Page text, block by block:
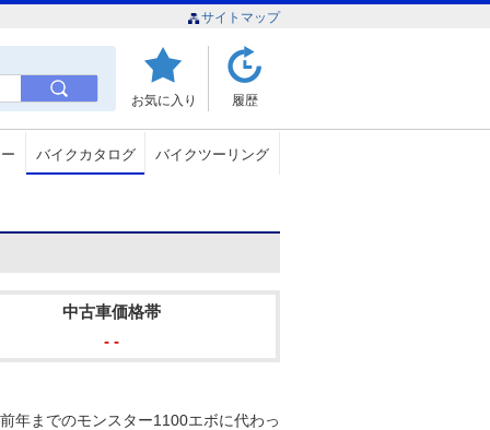
サイトマップ
お気に入り 履歴
バイクカタログ バイクツーリング
中古車価格帯
- -
年までのモンスター1100エボに代わっ